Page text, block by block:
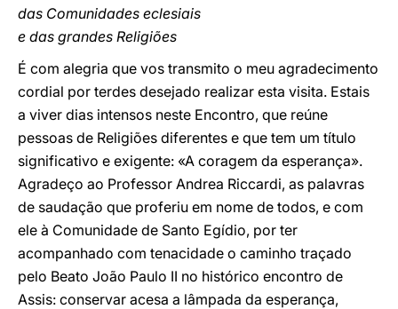
das Comunidades eclesiais
e das grandes Religiões
É com alegria que vos transmito o meu agradecimento
cordial por terdes desejado realizar esta visita. Estais
a viver dias intensos neste Encontro, que reúne
pessoas de Religiões diferentes e que tem um título
significativo e exigente: «A coragem da esperança».
Agradeço ao Professor Andrea Riccardi, as palavras
de saudação que proferiu em nome de todos, e com
ele à Comunidade de Santo Egídio, por ter
acompanhado com tenacidade o caminho traçado
pelo Beato João Paulo II no histórico encontro de
Assis: conservar acesa a lâmpada da esperança,